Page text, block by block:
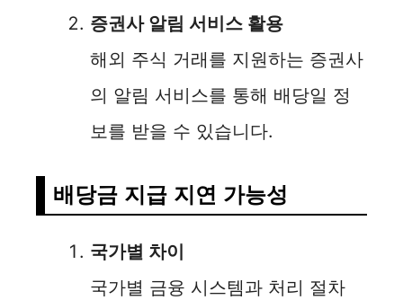
증권사 알림 서비스 활용
해외 주식 거래를 지원하는 증권사
의 알림 서비스를 통해 배당일 정
보를 받을 수 있습니다.
배당금 지급 지연 가능성
국가별 차이
국가별 금융 시스템과 처리 절차